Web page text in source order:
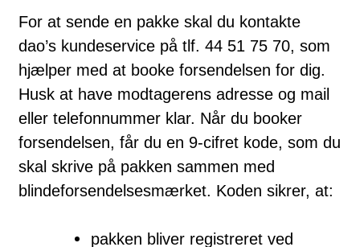
For at sende en pakke skal du kontakte
dao’s kundeservice på tlf. 44 51 75 70, som
hjælper med at booke forsendelsen for dig.
Husk at have modtagerens adresse og mail
eller telefonnummer klar. Når du booker
forsendelsen, får du en 9-cifret kode, som du
skal skrive på pakken sammen med
blindeforsendelsesmærket. Koden sikrer, at:
pakken bliver registreret ved